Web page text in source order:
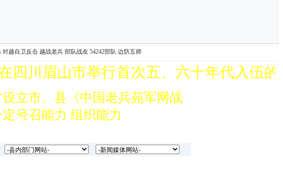
对越自卫反击 越战老兵 部队战友 54242部队 边防五师
川眉山市举行首次五、六十年代入伍
立市、县《中国老兵苑军网战
号召能力 组织能力
燕联系。电话13039133737。